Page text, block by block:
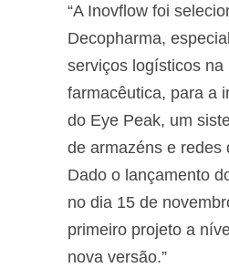
“A Inovflow foi
Decopharma,
serviços logísticos na
farmacêutica, para a
do Eye Peak, um
de armazéns e redes
Dado o lançamento
no dia 15 de
primeiro projeto a
nova versão.”